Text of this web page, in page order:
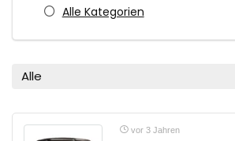
Alle Kategorien
Alle
vor 3 Jahren